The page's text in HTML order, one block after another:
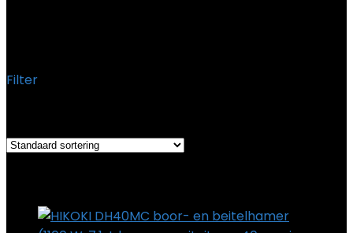
Filter